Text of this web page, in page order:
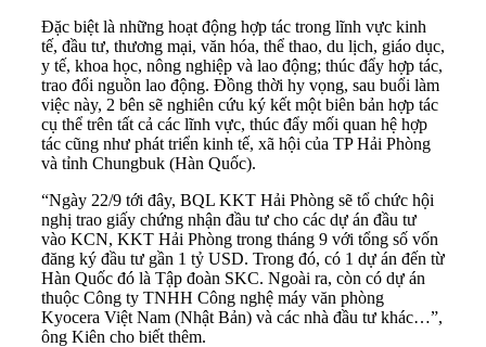
Đặc biệt là những hoạt động hợp tác trong lĩnh vực kinh
tế, đầu tư, thương mại, văn hóa, thể thao, du lịch, giáo dục,
y tế, khoa học, nông nghiệp và lao động; thúc đẩy hợp tác,
trao đổi nguồn lao động. Đồng thời hy vọng, sau buổi làm
việc này, 2 bên sẽ nghiên cứu ký kết một biên bản hợp tác
cụ thể trên tất cả các lĩnh vực, thúc đẩy mối quan hệ hợp
tác cũng như phát triển kinh tế, xã hội của TP Hải Phòng
và tỉnh Chungbuk (Hàn Quốc).
“Ngày 22/9 tới đây, BQL KKT Hải Phòng sẽ tổ chức hội
nghị trao giấy chứng nhận đầu tư cho các dự án đầu tư
vào KCN, KKT Hải Phòng trong tháng 9 với tổng số vốn
đăng ký đầu tư gần 1 tỷ USD. Trong đó, có 1 dự án đến từ
Hàn Quốc đó là Tập đoàn SKC. Ngoài ra, còn có dự án
thuộc Công ty TNHH Công nghệ máy văn phòng
Kyocera Việt Nam (Nhật Bản) và các nhà đầu tư khác…”,
ông Kiên cho biết thêm.